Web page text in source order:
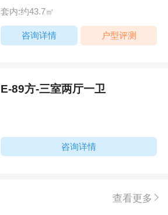
套内:约43.7㎡
咨询详情 户型评测
E-89方-三室两厅一卫
咨询详情
查看更多